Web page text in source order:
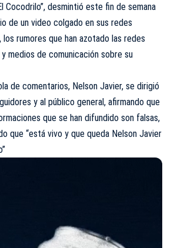
Cocodrilo”, desmintió este fin de semana
de un video colgado en sus redes
los rumores que han azotado las redes
medios de comunicación sobre su
de comentarios, Nelson Javier, se dirigió
y al público general, afirmando que
que se han difundido son falsas,
que “está vivo y que queda Nelson Javier